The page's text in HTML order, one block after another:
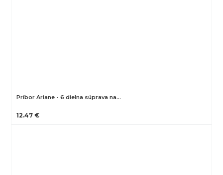
Príbor Ariane - 6 dielna súprava na…
12.47 €